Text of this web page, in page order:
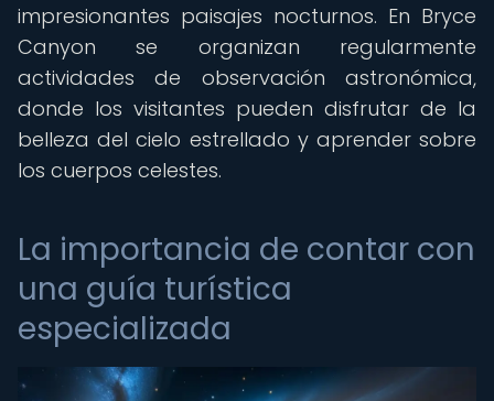
impresionantes paisajes nocturnos. En Bryce
Canyon se organizan regularmente
actividades de observación astronómica,
donde los visitantes pueden disfrutar de la
belleza del cielo estrellado y aprender sobre
los cuerpos celestes.
La importancia de contar con
una guía turística
especializada